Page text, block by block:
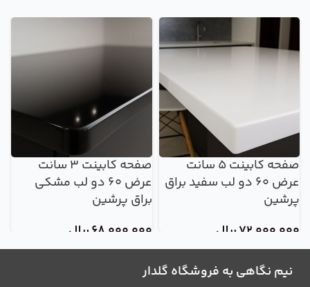
صفحه کابینت 5 سانت
عرض 60 دو لب سفید براق
پرشین
72,000,000ریال
صفحه کابینت 3 سانت
عرض 60 دو لب مشکی
براق پرشین
68,000,000ریال
نیم نگاهی به فروشگاه گلدار